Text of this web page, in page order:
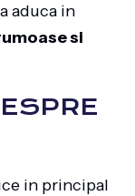
aduca in
si
in principal